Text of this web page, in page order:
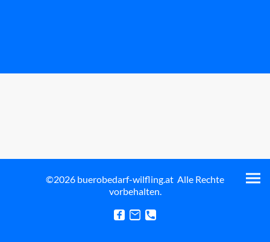
©2026 buerobedarf-wilfling.at Alle Rechte
vorbehalten.